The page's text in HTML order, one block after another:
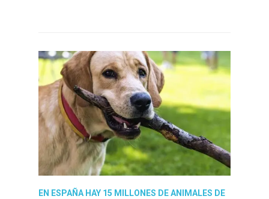
EN ESPAÑA HAY 15 MILLONES DE ANIMALES DE
Especiales
Política
Galerías